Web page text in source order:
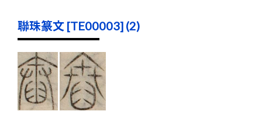
聯珠篆文 [TE00003] (2)